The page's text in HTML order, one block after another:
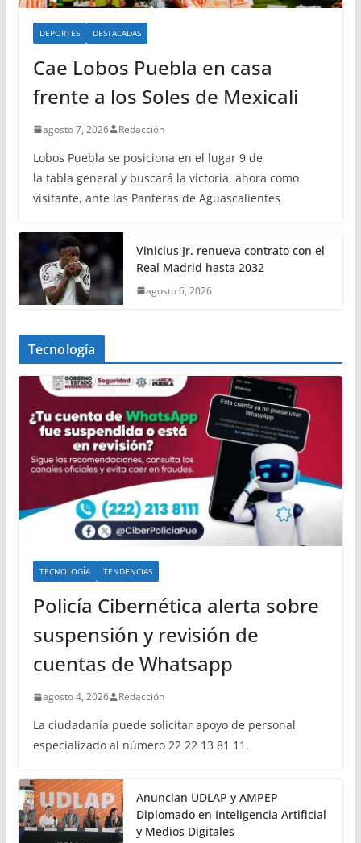
DEPORTES DESTACADAS
Cae Lobos Puebla en casa
frente a los Soles de Mexicali
agosto 7, 2026 Redacción
Lobos Puebla se posiciona en el lugar 9 de
la tabla general y buscará la victoria, ahora como
visitante, ante las Panteras de Aguascalientes
Vinicius Jr. renueva contrato con el
Real Madrid hasta 2032
agosto 6, 2026
Tecnología
TECNOLOGÍA TENDENCIAS
Policía Cibernética alerta sobre
suspensión y revisión de
cuentas de Whatsapp
agosto 4, 2026 Redacción
La ciudadanía puede solicitar apoyo de personal
especializado al número 22 22 13 81 11.
Anuncian UDLAP y AMPEP
Diplomado en Inteligencia Artificial
y Medios Digitales